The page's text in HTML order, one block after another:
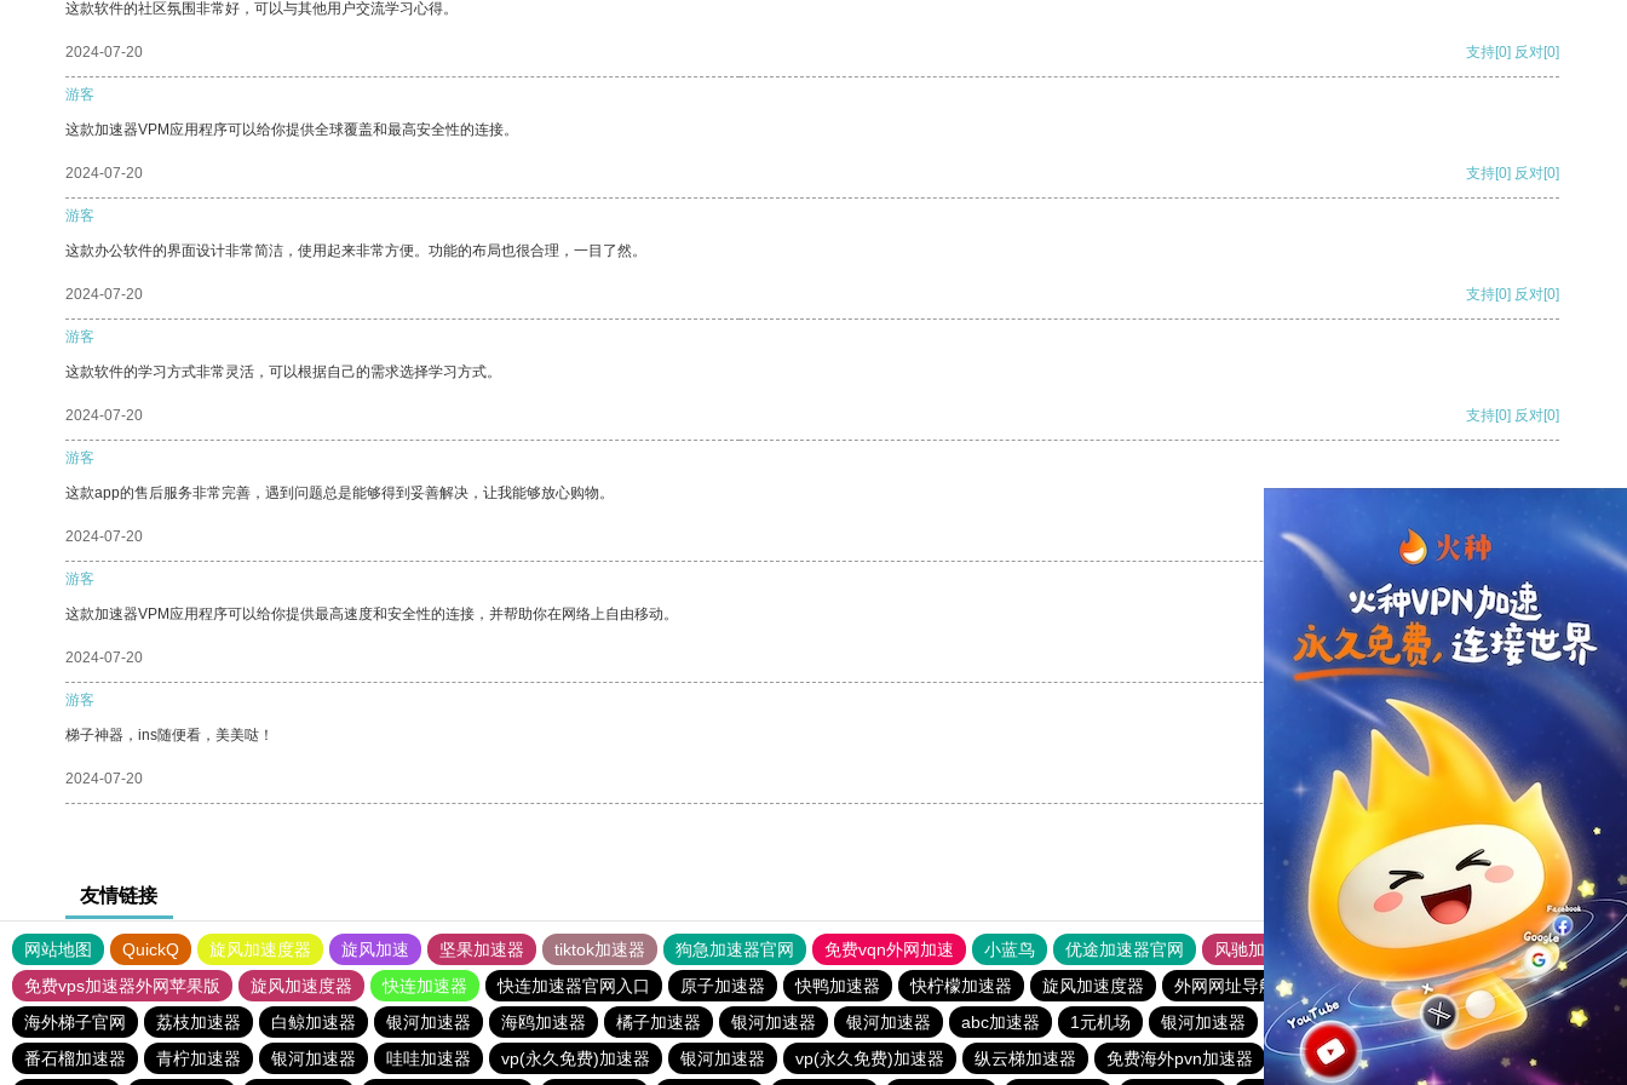
这款软件的社区氛围非常好，可以与其他用户交流学习心得。
2024-07-20 支持[0] 反对[0]
游客
这款加速器VPM应用程序可以给你提供全球覆盖和最高安全性的连接。
2024-07-20 支持[0] 反对[0]
游客
这款办公软件的界面设计非常简洁，使用起来非常方便。功能的布局也很合理，一目了然。
2024-07-20 支持[0] 反对[0]
游客
这款软件的学习方式非常灵活，可以根据自己的需求选择学习方式。
2024-07-20 支持[0] 反对[0]
游客
这款app的售后服务非常完善，遇到问题总是能够得到妥善解决，让我能够放心购物。
2024-07-20 支持
游客
这款加速器VPM应用程序可以给你提供最高速度和安全性的连接，并帮助你在网络上自由移动。
2024-07-20 支持[0] 反对[0]
游客
梯子神器，ins随便看，美美哒！
2024-07-20 支持[0] 反对[0]
友情链接
网站地图 QuickQ 旋风加速度器 旋风加速 坚果加速器 tiktok加速器 狗急加速器官网 免费vqn外网加速 小蓝鸟 优途加速器官网 风驰加速器
旋风加速器
免费vps加速器外网苹果版
旋风加速度器 快连加速器 快连加速器官网入口 原子加速器 快鸭加速器 快柠檬加速器 旋风加速度器 外网网址导航 软件中心 速鹰666
暴雪加速器
海外梯子官网
荔枝加速器 白鲸加速器 银河加速器 海鸥加速器 橘子加速器 银河加速器 银河加速器 abc加速器 1元机场 银河加速器 hammer加速器 蚂蚁加速器
1元机场
番石榴加速器
青柠加速器 银河加速器 哇哇加速器 vp(永久免费)加速器 银河加速器 vp(永久免费)加速器 纵云梯加速器 免费海外pvn加速器 anyconnect
原子加速器